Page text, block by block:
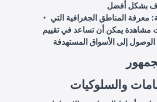
: معرفة المناطق الجغرافية التي
مشاهدة يمكن أن تساعد في تقييم
والسلوكيات